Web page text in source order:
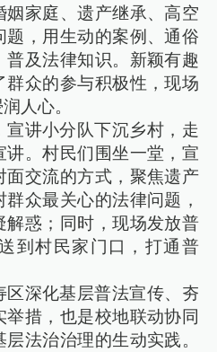
家庭、遗产继承、高空
，用生动的案例、通俗
普及法律知识。新颖有趣
群众的参与积极性，现场
人心。
宣讲小分队下沉乡村，走
。村民们围坐一堂，宣
面交流的方式，聚焦遗产
众最关心的法律问题，
解惑；同时，现场发放普
到村民家门口，打通普
区深化基层普法宣传、夯
措，也是校地联动协同
法治治理的生动实践。